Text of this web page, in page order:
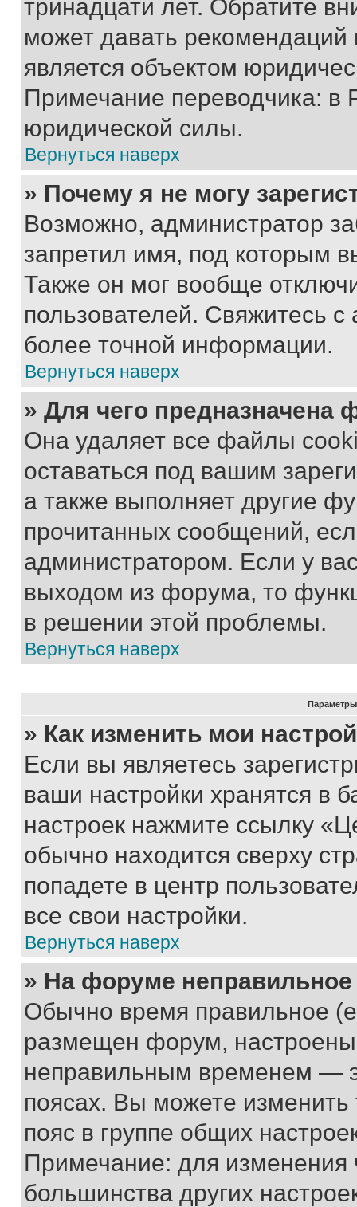
тринадцати лет. Обратите
может давать
является объектом
Примечание переводчика: в
юридической силы.
Вернуться наверх
» Почему я не могу
Возможно, администратор
запретил имя, под которым
Также он мог вообще
пользователей. Свяжитесь
более точной информации.
Вернуться наверх
» Для чего предназначена
Она удаляет все файлы
оставаться под вашим
а также выполняет другие
прочитанных сообщений,
администратором. Если у
выходом из форума, то
в решении этой проблемы.
Вернуться наверх
Параметры
» Как изменить мои
Если вы являетесь
ваши настройки хранятся в
настроек нажмите ссылку
обычно находится сверху
попадете в центр
все свои настройки.
Вернуться наверх
» На форуме
Обычно время правильное
размещен форум, настроены
неправильным временем —
поясах. Вы можете изменить
пояс в группе общих
Примечание: для изменения
большинства других